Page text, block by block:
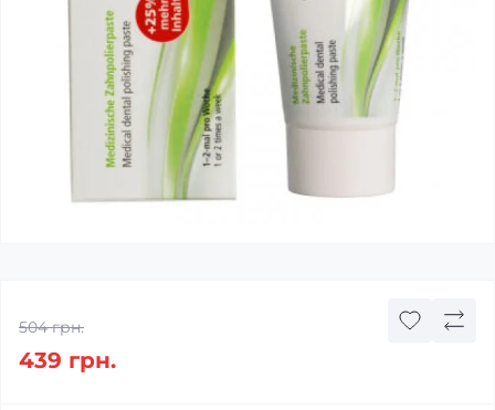
504 грн.
439 грн.